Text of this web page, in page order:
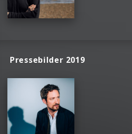
Pressebilder 2019